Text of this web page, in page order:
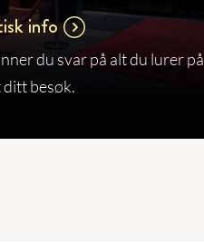
info
du svar på alt du lurer på
besøk.